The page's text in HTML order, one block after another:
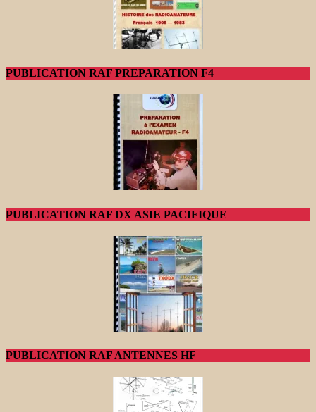
PUBLICATION RAF PREPARATION F4
PUBLICATION RAF DX ASIE PACIFIQUE
PUBLICATION RAF ANTENNES HF